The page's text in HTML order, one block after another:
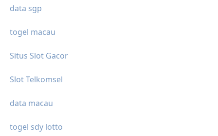
data sgp
togel macau
Situs Slot Gacor
Slot Telkomsel
data macau
togel sdy lotto